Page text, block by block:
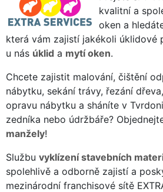
kvalitní a
oken a
která vám zajistí jakékoli úklidové
u nás úklid a mytí oken.
Chcete zajistit malování, čištění
nábytku, sekání trávy, řezání
opravu nábytku a sháníte v
zedníka nebo údržbáře?
manžely!
Službu vyklízení stavebních
spolehlivě a odborně zajistí a
mezinárodní franchisové sítě